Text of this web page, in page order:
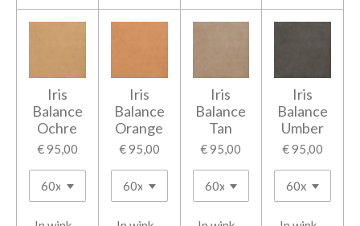
Iris
Balance
Ochre
€ 95,00
Iris
Balance
Orange
€ 95,00
Iris
Balance
Tan
€ 95,00
Iris
Balance
Umber
€ 95,00